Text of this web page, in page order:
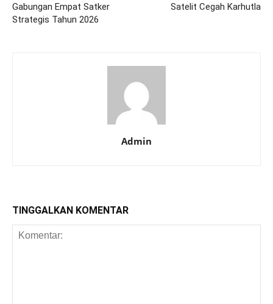
Gabungan Empat Satker
Strategis Tahun 2026
Satelit Cegah Karhutla
Admin
TINGGALKAN KOMENTAR